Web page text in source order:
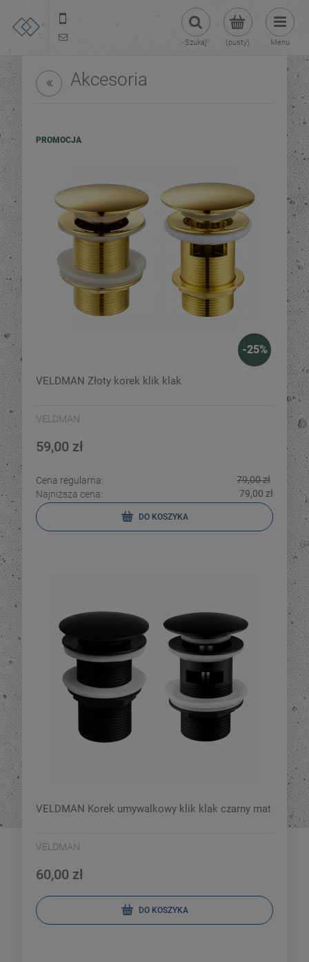
(pusty)
Szukaj Menu
Akcesoria
-25%
VELDMAN Złoty korek klik klak
VELDMAN
59,00 zł
Cena regularna:
79,00 zł
Najniższa cena:
79,00 zł
DO KOSZYKA
PROMOCJA
VELDMAN Korek umywalkowy klik klak czarny mat
VELDMAN
60,00 zł
DO KOSZYKA